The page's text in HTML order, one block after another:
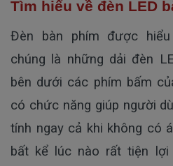
Tìm hiểu về đèn LED
Đèn bàn phím được
chúng là những dải đèn
bên dưới các phím bấm
có chức năng giúp người
tính ngay cả khi không có
bất kể lúc nào rất tiện